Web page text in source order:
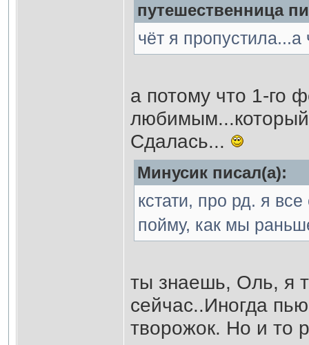
путешественница
чёт я
а потому что 1-го
Сдалась...
Минусик писал(а):
кстати, про рд. я
пойму, как мы
ты знаешь, Оль, я
сейчас..Иногда
творожок. Но и то